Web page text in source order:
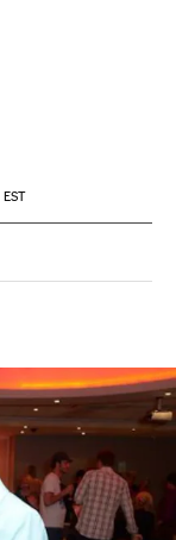
EST